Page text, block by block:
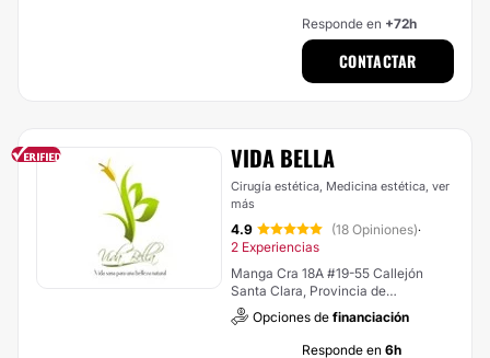
Responde en +72h
CONTACTAR
VIDA BELLA
Cirugía estética, Medicina estética, ver
más
4.9 (18 Opiniones)·
2 Experiencias
Manga Cra 18A #19-55 Callejón
Santa Clara, Provincia de
Cartagena, Bolivar, Colombia,
Cartagena de Indias (Localidad
Industrial De La Bahía)
Opciones de financiación
Responde en 6h